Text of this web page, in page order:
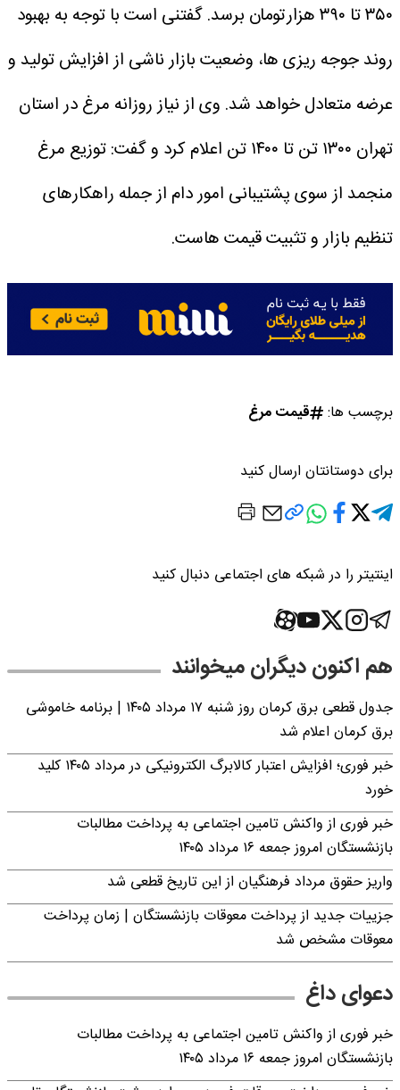
۳۵۰ تا ۳۹۰ هزارتومان برسد.
گفتنی است با توجه به بهبود
روند جوجه ریزی ها، وضعیت بازار ناشی از افزایش تولید و
عرضه متعادل خواهد شد. وی از نیاز روزانه مرغ در استان
تهران ۱۳۰۰ تن تا ۱۴۰۰ تن اعلام کرد و گفت: توزیع مرغ
منجمد از سوی پشتیبانی امور دام از جمله راهکار‌های
تنظیم بازار و تثبیت قیمت هاست.
برچسب ها: قیمت مرغ
برای دوستانتان ارسال کنید
اینتیتر را در شبکه های اجتماعی دنبال کنید
هم اکنون دیگران میخوانند
جدول قطعی برق کرمان روز شنبه ۱۷ مرداد ۱۴۰۵ | برنامه خاموشی
برق کرمان اعلام شد
خبر فوری؛ افزایش اعتبار کالابرگ الکترونیکی در مرداد ۱۴۰۵ کلید
خورد
خبر فوری از واکنش تامین اجتماعی به پرداخت مطالبات
بازنشستگان امروز جمعه ۱۶ مرداد ۱۴۰۵
واریز حقوق مرداد فرهنگیان از این تاریخ قطعی شد
جزییات جدید از پرداخت معوقات بازنشستگان | زمان پرداخت
معوقات مشخص شد
دعوای داغ
خبر فوری از واکنش تامین اجتماعی به پرداخت مطالبات
بازنشستگان امروز جمعه ۱۶ مرداد ۱۴۰۵